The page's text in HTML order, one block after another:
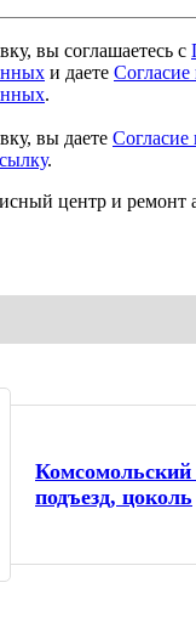
вы соглашаетесь с
и даете Согласие
.
вы даете
.
центр и ремонт
Комсомольский
подъезд, цоколь